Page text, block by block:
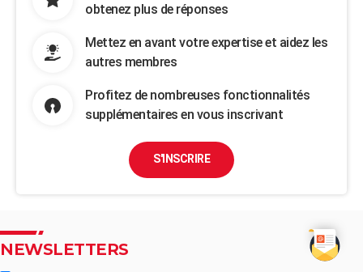
obtenez plus de réponses
Mettez en avant votre expertise et aidez les
autres membres
Profitez de nombreuses fonctionnalités
supplémentaires en vous inscrivant
S'INSCRIRE
NEWSLETTERS